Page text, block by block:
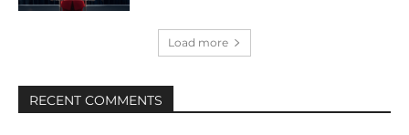
Load more
RECENT COMMENTS